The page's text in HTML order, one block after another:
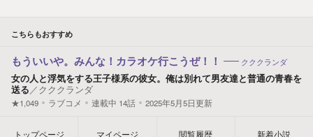
こちらもおすすめ
もういいや。みんな！カラオケ行こうぜ！！ クククランダ
女の人と浮気をする王子様系の彼女。俺は別れて男友達と普通の青春を
送る／クククランダ
★1,049 ラブコメ 連載中 14話 2025年5月5日更新
トップページ マイページ 閲覧履歴 新着小説